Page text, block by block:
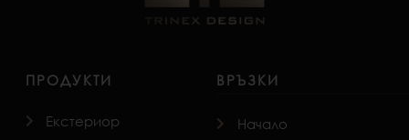
ПРОДУКТИ
Екстериор
ВРЪЗКИ
Начало